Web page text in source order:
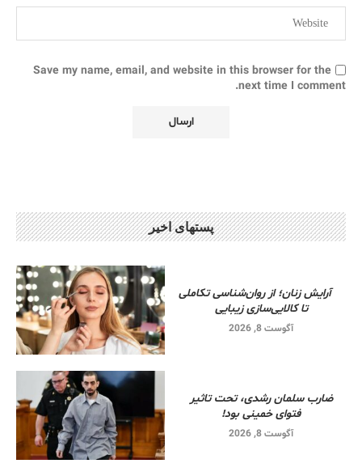
Save my name, email, and website in this browser for the
next time I comment.
پستهای اخیر
آرایش زنان؛ از روان‌شناسی تکاملی
تا کالایی‌سازی زیبایی
آگوست 8, 2026
ضارب سلمان رشدی، تحت تاثیر
فتوای خمینی بود!
آگوست 8, 2026